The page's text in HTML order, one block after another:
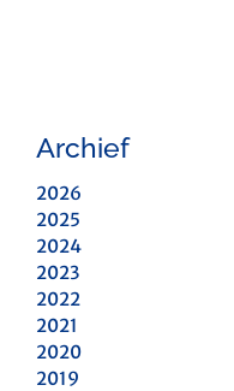
Archief
2026
2025
2024
2023
2022
2021
2020
2019